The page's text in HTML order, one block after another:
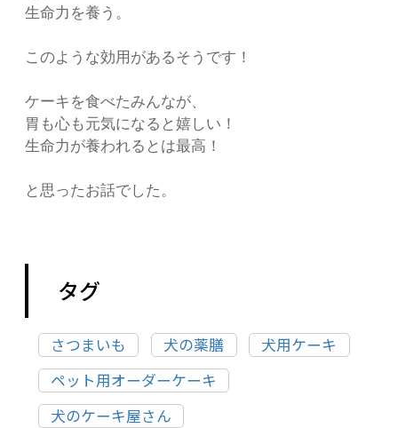
生命力を養う。
このような効用があるそうです！
ケーキを食べたみんなが、
胃も心も元気になると嬉しい！
生命力が養われるとは最高！
と思ったお話でした。
タグ
さつまいも 犬の薬膳
犬用ケーキ
ペット用オーダーケーキ
犬のケーキ屋さん